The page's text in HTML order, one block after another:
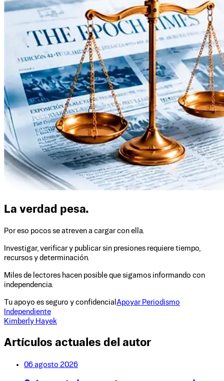
La verdad pesa.
Por eso pocos se atreven a cargar con ella.
Investigar, verificar y publicar sin presiones requiere tiempo,
recursos y determinación.
Miles de lectores hacen posible que sigamos informando con
independencia.
Tu apoyo es seguro y confidencial Apoyar Periodismo
Independiente
Kimberly Hayek
Artículos actuales del autor
06 agosto 2026